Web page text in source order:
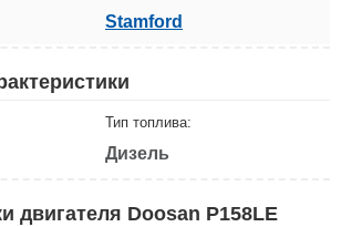
Stamford
Тип топлива:
Дизель
двигателя Doosan P158LE